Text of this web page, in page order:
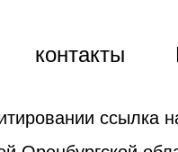
контакты
ссылка